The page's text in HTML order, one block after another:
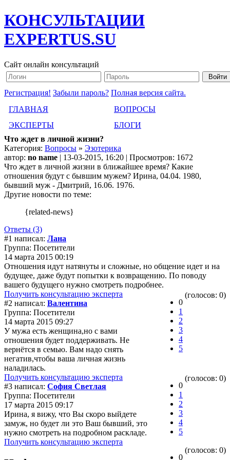
КОНСУЛЬТАЦИИ
EXPERTUS.SU
Сайт онлайн консультаций
Регистрация! Забыли пароль? Полная версия сайта.
ГЛАВНАЯ
ВОПРОСЫ
ЭКСПЕРТЫ
БЛОГИ
Что ждет в личной жизни?
Категория: Вопросы » Эзотерика
автор: no name | 13-03-2015, 16:20 | Просмотров: 1672
Что ждет в личной жизни в ближайшее время? Какие
отношения будут с бывшим мужем? Ирина, 04.04. 1980,
бывший муж - Дмитрий, 16.06. 1976.
Другие новости по теме:
{related-news}
Ответы (3)
#1 написал: Лана
Группа: Посетители
14 марта 2015 00:19
Отношения идут натянуты и сложные, но общение идет и на
будущее, даже будут попытки к возвращению. По поводу
вашего будущего нужно смотреть подробнее.
Получить консультацию эксперта
0
1
2
3
4
5
(голосов: 0)
#2 написал: Валентина
Группа: Посетители
14 марта 2015 09:27
У мужа есть женщина,но с вами
отношения будет поддерживать. Не
вернётся в семью. Вам надо снять
негатив,чтобы ваша личная жизнь
наладилась.
Получить консультацию эксперта
0
1
2
3
4
5
(голосов: 0)
#3 написал: София Светлая
Группа: Посетители
17 марта 2015 09:17
Ирина, я вижу, что Вы скоро выйдете
замуж, но будет ли это Ваш бывший, это
нужно смотреть на подробном раскладе.
Получить консультацию эксперта
0
(голосов: 0)